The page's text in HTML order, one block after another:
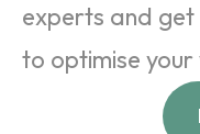
experts and get
to optimise your